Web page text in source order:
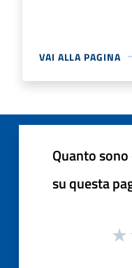
VAI ALLA PAGINA
Quanto
su questa